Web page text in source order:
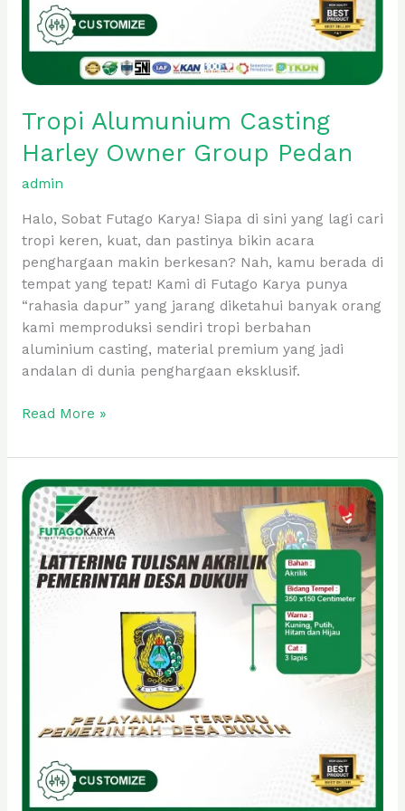
Tropi Alumunium Casting
Harley Owner Group Pedan
admin
Halo, Sobat Futago Karya! Siapa di sini yang lagi cari
tropi keren, kuat, dan pastinya bikin acara
penghargaan makin berkesan? Nah, kamu berada di
tempat yang tepat! Kami di Futago Karya punya
“rahasia dapur” yang jarang diketahui banyak orang
kami memproduksi sendiri tropi berbahan
aluminium casting, material premium yang jadi
andalan di dunia penghargaan eksklusif.
Read More »
Lattering
Tulisan
Akrilik
Pemerintah
Desa
Dukuh